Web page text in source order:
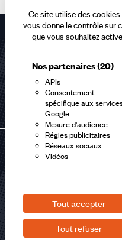
Ce site utilise des
vous donne le contrôle sur
que vous souhaitez
Nos partenaires(20)
APIs
Consentement
spécifique aux
Google
Mesure d'audience
Régies publicitaires
Réseaux sociaux
Vidéos
Tout accepter
Tout refuser
sur
accessible
Réponses à la
avez